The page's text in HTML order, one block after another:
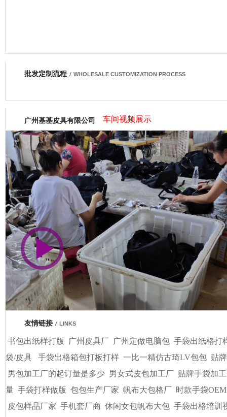
网商会会员
市商会会员单位
批发定制流程 / WHOLESALE CUSTOMIZATION PROCESS
广州基基皮具有限公司 车间视频展示